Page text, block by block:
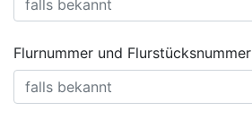
Flurnummer und Flurstücksnummer